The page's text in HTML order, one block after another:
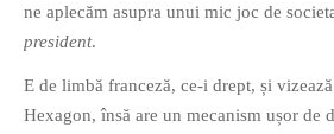
ne aplecăm asupra unui mic joc de
president.
E de limbă franceză, ce-i drept, și
Hexagon, însă are un mecanism ușor de